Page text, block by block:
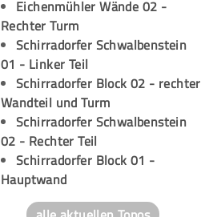
Eichenmühler Wände 02 -
Rechter Turm
Schirradorfer Schwalbenstein
01 - Linker Teil
Schirradorfer Block 02 - rechter
Wandteil und Turm
Schirradorfer Schwalbenstein
02 - Rechter Teil
Schirradorfer Block 01 -
Hauptwand